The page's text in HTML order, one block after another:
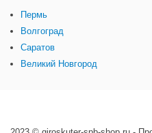
Пермь
Волгоград
Саратов
Великий Новгород